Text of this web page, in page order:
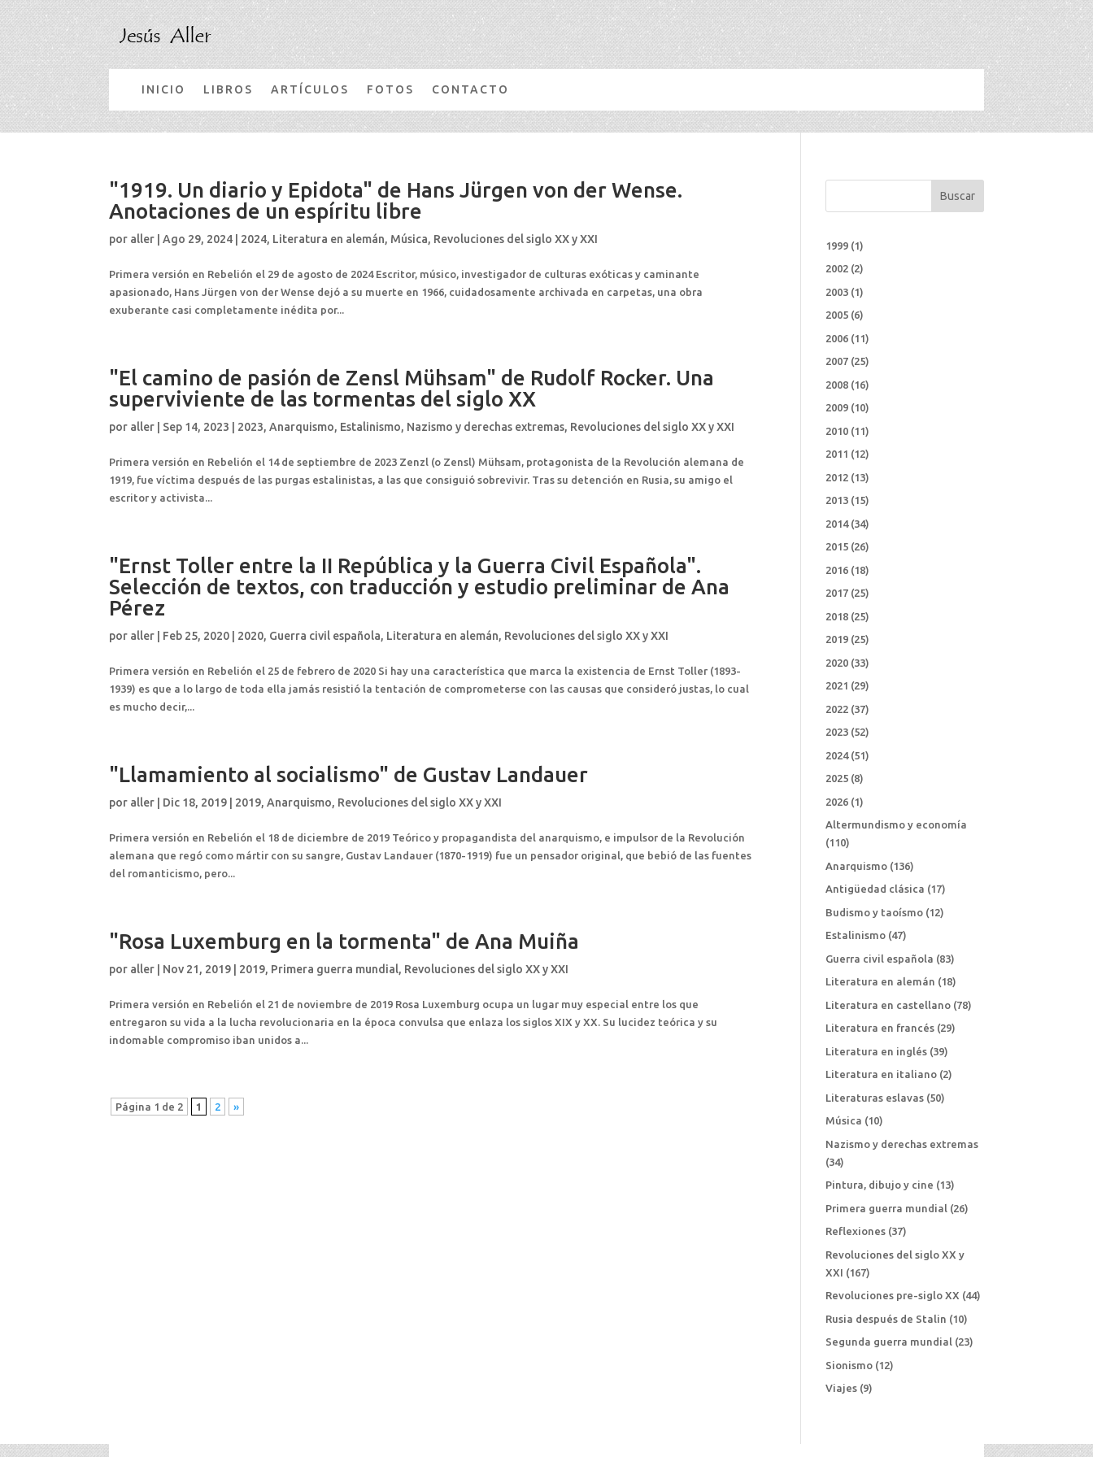
INICIO LIBROS ARTÍCULOS FOTOS CONTACTO
"1919. Un diario y Epidota" de Hans Jürgen von der Wense.
Anotaciones de un espíritu libre
por aller |Ago 29, 2024 2024, Literatura en alemán, Música, Revoluciones del siglo XX y XXI
Primera versión en Rebelión el 29 de agosto de 2024 Escritor, músico, investigador de culturas exóticas y caminante
apasionado, Hans Jürgen von der Wense dejó a su muerte en 1966, cuidadosamente archivada en carpetas, una obra
exuberante casi completamente inédita por...
"El camino de pasión de Zensl Mühsam" de Rudolf Rocker. Una
superviviente de las tormentas del siglo XX
por aller Sep 14, 2023 2023,Anarquismo, Estalinismo, Nazismo y derechas extremas, Revoluciones del siglo XX y XXI
Primera versión en Rebelión el 14 de septiembre de 2023 Zenzl (o Zensl) Mühsam, protagonista de la Revolución alemana de
1919, fue víctima después de las purgas estalinistas, a las que consiguió sobrevivir. Tras su detención en Rusia, su amigo el
escritor y activista...
"Ernst Toller entre la II República y la Guerra Civil Española".
Selección de textos, con traducción y estudio preliminar de Ana
Pérez
por aller Feb 25, 2020 2020, Guerra civil española, Literatura en alemán, Revoluciones del siglo XX y XXI
Primera versión en Rebelión el 25 de febrero de 2020 Si hay una característica que marca la existencia de Ernst Toller (1893-
1939) es que a lo largo de toda ella jamás resistió la tentación de comprometerse con las causas que consideró justas, lo cual
es mucho decir,...
"Llamamiento al socialismo" de Gustav Landauer
por aller Dic 18, 2019 2019,Anarquismo, Revoluciones del siglo XX y XXI
Primera versión en Rebelión el 18 de diciembre de 2019 Teórico y propagandista del anarquismo, e impulsor de la Revolución
alemana que regó como mártir con su sangre, Gustav Landauer (1870-1919) fue un pensador original, que bebió de las fuentes
del romanticismo, pero...
"Rosa Luxemburg en la tormenta" de Ana Muiña
por aller Nov 21, 2019 2019, Primera guerra mundial, Revoluciones del siglo XX y XXI
Primera versión en Rebelión el 21 de noviembre de 2019 Rosa Luxemburg ocupa un lugar muy especial entre los que
entregaron su vida a la lucha revolucionaria en la época convulsa que enlaza los siglos XIX y XX. Su lucidez teórica y su
indomable compromiso iban unidos a...
Página 1 de 2 1 2 »
Buscar
1999 (1)
2002 (2)
2003 (1)
2005 (6)
2006 (11)
2007 (25)
2008 (16)
2009 (10)
2010 (11)
2011 (12)
2012 (13)
2013 (15)
2014(34)
2015 (26)
2016 (18)
2017 (25)
2018 (25)
2019 (25)
2020 (33)
2021 (29)
2022 (37)
2023 (52)
2024(51)
2025 (8)
2026 (1)
Altermundismo y economía
(110)
Anarquismo (136)
Antigüedad clásica (17)
Budismo y taoísmo (12)
Estalinismo (47)
Guerra civil española (83)
Literatura en alemán (18)
Literatura en castellano (78)
Literatura en francés (29)
Literatura en inglés (39)
Literatura en italiano (2)
Literaturas eslavas (50)
Música (10)
Nazismo y derechas extremas
(34)
Pintura, dibujo y cine (13)
Primera guerra mundial (26)
Reflexiones (37)
Revoluciones del siglo XX y
XXI (167)
Revoluciones pre-siglo XX (44)
Rusia después de Stalin (10)
Segunda guerra mundial (23)
Sionismo (12)
Viajes (9)